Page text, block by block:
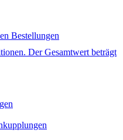
Bestellungen
Der Gesamtwert beträgt